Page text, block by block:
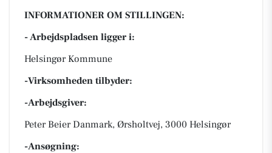
INFORMATIONER OM STILLINGEN:
- Arbejdspladsen ligger i:
Helsingør Kommune
-Virksomheden tilbyder:
-Arbejdsgiver:
Peter Beier Danmark, Ørsholtvej, 3000 Helsingør
-Ansøgning: